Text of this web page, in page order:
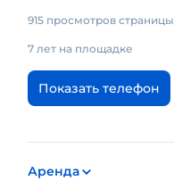
915 просмотров страницы
7 лет на площадке
Показать телефон
Аренда